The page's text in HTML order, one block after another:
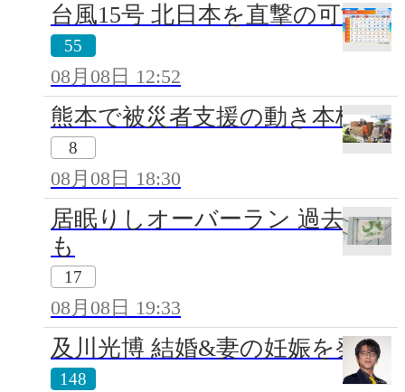
台風15号 北日本を直撃の可能性
55
08月08日 12:52
熊本で被災者支援の動き本格化
8
08月08日 18:30
居眠りしオーバーラン 過去に
も
17
08月08日 19:33
及川光博 結婚&妻の妊娠を発表
148